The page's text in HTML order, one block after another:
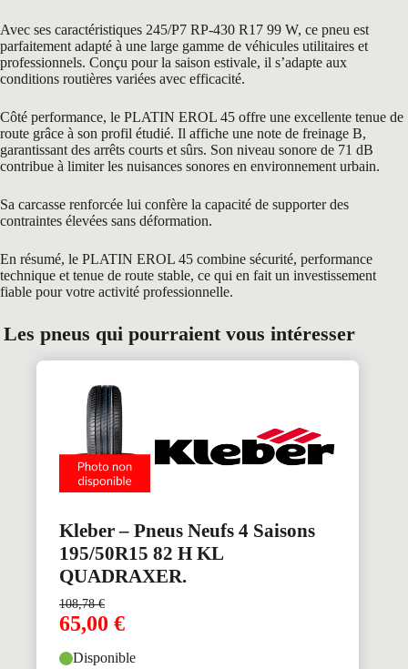
Avec ses caractéristiques 245/P7 RP-430 R17 99 W, ce pneu est
parfaitement adapté à une large gamme de véhicules utilitaires et
professionnels. Conçu pour la saison estivale, il s’adapte aux
conditions routières variées avec efficacité.
Côté performance, le PLATIN EROL 45 offre une excellente tenue de
route grâce à son profil étudié. Il affiche une note de freinage B,
garantissant des arrêts courts et sûrs. Son niveau sonore de 71 dB
contribue à limiter les nuisances sonores en environnement urbain.
Sa carcasse renforcée lui confère la capacité de supporter des
contraintes élevées sans déformation.
En résumé, le PLATIN EROL 45 combine sécurité, performance
technique et tenue de route stable, ce qui en fait un investissement
fiable pour votre activité professionnelle.
Les pneus qui pourraient vous intéresser
Kleber – Pneus Neufs 4 Saisons
195/50R15 82 H KL
QUADRAXER.
108,78€
65,00 €
Disponible